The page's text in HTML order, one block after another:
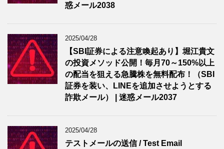
惑メール2038
2025/04/28
【SBI証券による注意喚起あり】堀江貴文
の投資メソッド公開！毎月70～150%以上
の配当を狙える急騰株を無料配布！（SBI
証券を装い、LINEを追加させようとする
詐欺メール） | 迷惑メール2037
2025/04/28
テストメールの送信 / Test Email